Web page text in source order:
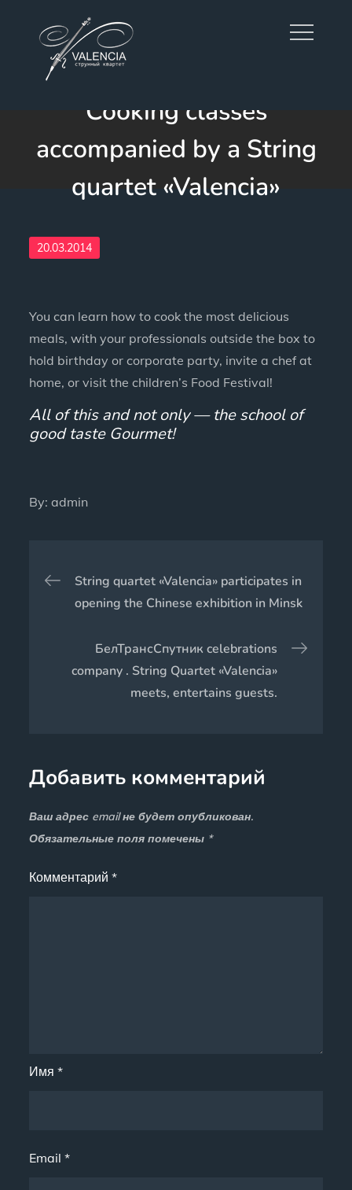
MUZVALENCIA.COM —
STRING QUARTET
"VALENCIA"
Cooking classes
accompanied by a String
quartet «Valencia»
Posted
20.03.2014
You can learn how to cook the most delicious
meals, with your professionals outside the box to
hold birthday or corporate party, invite a chef at
home, or visit the children’s Food Festival!
All of this and not only — the school of
good taste Gourmet!
By:admin
Навигация
по
записям
String quartet «Valencia» participates in
opening the Chinese exhibition in Minsk
БелТрансСпутник celebrations
company . String Quartet «Valencia»
meets, entertains guests.
Добавить комментарий
Ваш адрес email не будет опубликован.
Обязательные поля помечены *
Комментарий*
Имя*
Email*